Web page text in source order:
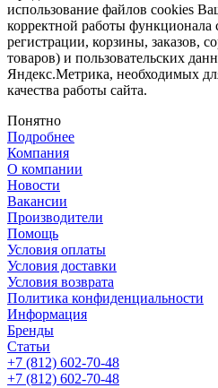
использование файлов cookies
корректной работы функционала
регистрации, корзины, заказов,
товаров) и пользовательских
Яндекс.Метрика, необходимых
качества работы сайта.
Понятно
Подробнее
Компания
О компании
Новости
Вакансии
Производители
Помощь
Условия оплаты
Условия доставки
Условия возврата
Политика конфиденциальности
Информация
Бренды
Статьи
+7 (812) 602-70-48
+7 (812) 602-70-48